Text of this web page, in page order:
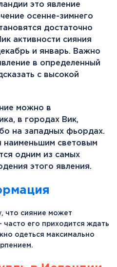
это явление
осенне-зимнего
достаточно
активности сияния
и январь. Важно
в определенный
с высокой
можно в
в городах Вик,
на западных фьордах.
наименьшим световым
одним из самых
этого явления.
что сияние может
часто его приходится ждать
одеться максимально